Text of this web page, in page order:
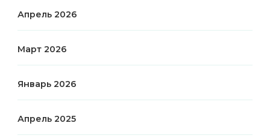
Апрель 2026
Март 2026
Январь 2026
Апрель 2025